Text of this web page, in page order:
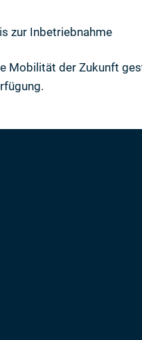
zur Inbetriebnahme
Mobilität der Zukunft